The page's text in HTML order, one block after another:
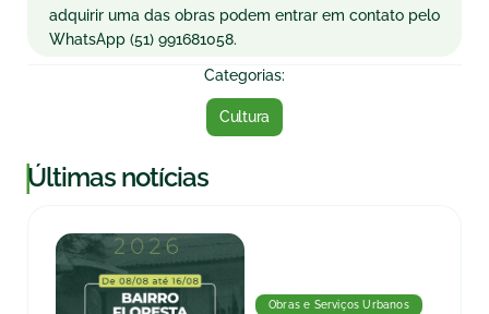
adquirir uma das obras podem entrar em contato pelo
WhatsApp (51) 991681058.
Categorias:
Cultura
|Últimas notícias
Obras e Serviços Urbanos